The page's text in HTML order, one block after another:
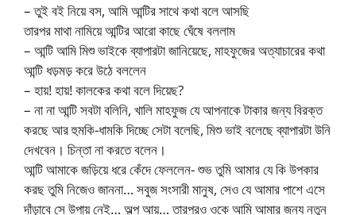
– তুই বই নিয়ে বস, আমি আন্টির সাথে কথা বলে আসছি
তারপর মাথা নামিয়ে আন্টির আরো কাছে ঘেঁষে বললাম
– আন্টি আমি মিশু ভাইকে ব্যাপারটা জানিয়েছে, মাহফুজের অত্যাচারের কথা
আন্টি ধড়মড় করে উঠে বললেন
– হায়! হায়! কালকের কথা বলে দিয়েছ?
– না না আন্টি সবটা বলিনি, খালি মাহফুজ যে আপনাকে টাকার জন্য বিরক্ত
করছে আর হুমকি-ধামকি দিচ্ছে সেটা বলেছি, মিশু ভাই বলেছে ব্যাপারটা উনি
দেখবেন। চিন্তা না করতে বলেন।
আন্টি আমাকে জড়িয়ে ধরে কেঁদে ফেললেন- শুভ তুমি আমার যে কি উপকার
করছ তুমি নিজেও জাননা… সবুজ সংসারী মানুষ, সেও যে আমার পাশে এসে
দাঁড়াবে সে উপায় নেই… অল্প আয়… তারপরও ওকে আমি আমার জন্য নতুন